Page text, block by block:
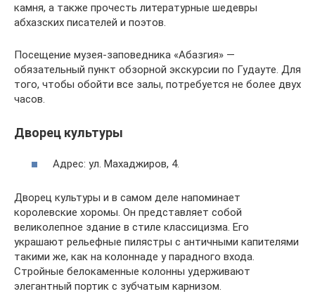
камня, а также прочесть литературные шедевры
абхазских писателей и поэтов.
Посещение музея-заповедника «Абазгия» —
обязательный пункт обзорной экскурсии по Гудауте. Для
того, чтобы обойти все залы, потребуется не более двух
часов.
Дворец культуры
Адрес: ул. Махаджиров, 4.
Дворец культуры и в самом деле напоминает
королевские хоромы. Он представляет собой
великолепное здание в стиле классицизма. Его
украшают рельефные пилястры с античными капителями
такими же, как на колоннаде у парадного входа.
Стройные белокаменные колонны удерживают
элегантный портик с зубчатым карнизом.